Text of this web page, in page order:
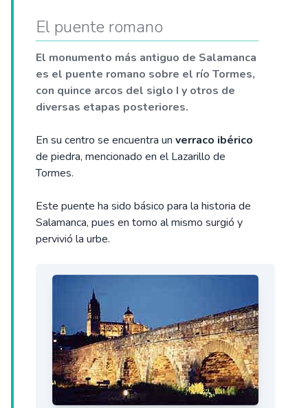
El puente romano
El monumento más antiguo de Salamanca
es el puente romano sobre el río Tormes,
con quince arcos del siglo I y otros de
diversas etapas posteriores.
En su centro se encuentra un verraco ibérico
de piedra, mencionado en el Lazarillo de
Tormes.
Este puente ha sido básico para la historia de
Salamanca, pues en torno al mismo surgió y
pervivió la urbe.